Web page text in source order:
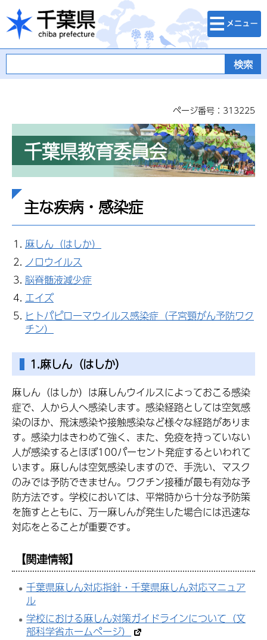
千葉県
検索・メニュ
ー
ページ番号：313225
千葉県教育委員会
主な疾病・感染症
麻しん（はしか）
ノロウイルス
脳脊髄液減少症
エイズ
ヒトパピローマウイルス感染症（子宮頸がん予防ワク
チン）
1.麻しん（はしか）
麻しん（はしか）は麻しんウイルスによっておこる感染
症で、人から人へ感染します。感染経路としては空気感
染のほか、飛沫感染や接触感染など様々な経路がありま
す。感染力はきわめて強く、また、免疫を持っていない
人が感染するとほぼ100パーセント発症するといわれて
います。麻しんは空気感染しますので、手洗い、マスク
のみでは予防できません。ワクチン接種が最も有効な予
防方法です。学校においては、平常時から十分な予防策
を施すとともに、万一麻しんが発生した場合には迅速な
対応をとることが重要です。
【関連情報】
千葉県麻しん対応指針・千葉県麻しん対応マニュア
ル
学校における麻しん対策ガイドラインについて（文
部科学省ホームページ）